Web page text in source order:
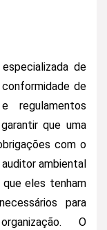
de
de
regulamentos
que uma
com o
ambiental
eles tenham
para
O